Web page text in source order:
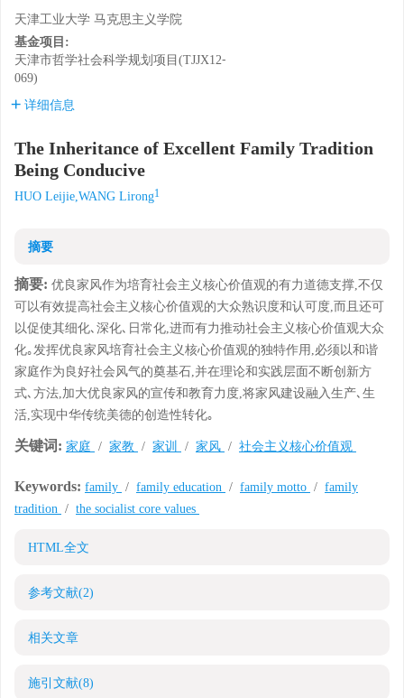
天津工业大学 马克思主义学院
基金项目:
天津市哲学社会科学规划项目(TJJX12⁃
069)
详细信息
The Inheritance of Excellent Family Tradition
Being Conducive
HUO Leijie,WANG Lirong1
摘要
摘要: 优良家风作为培育社会主义核心价值观的有力道德支撑,不仅
可以有效提高社会主义核心价值观的大众熟识度和认可度,而且还可
以促使其细化､深化､日常化,进而有力推动社会主义核心价值观大众
化｡发挥优良家风培育社会主义核心价值观的独特作用,必须以和谐
家庭作为良好社会风气的奠基石,并在理论和实践层面不断创新方
式､方法,加大优良家风的宣传和教育力度,将家风建设融入生产､生
活,实现中华传统美德的创造性转化｡
关键词: 家庭 / 家教 / 家训 / 家风 / 社会主义核心价值观
Keywords: family / family education / family motto / family
tradition / the socialist core values
HTML全文
参考文献(2)
相关文章
施引文献(8)